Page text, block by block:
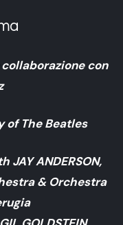
con
of The Beatles
JAY ANDERSON,
& Orchestra